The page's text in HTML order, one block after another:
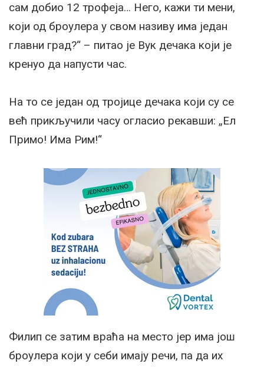
сам добио 12 трофеја… Него, кажи ти мени,
који од броулера у свом називу има један
главни град?“ – питао је Вук дечака који је
кренуо да напусти час.
На то се један од тројице дечака који су се
већ прикључили часу огласио рекавши: „Ел
Примо! Има Рим!“
Филип се затим враћа на место јер има још
броулера који у себи имају речи, па да их